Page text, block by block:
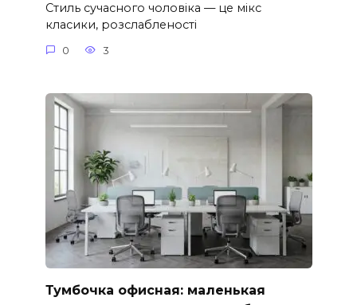
Стиль сучасного чоловіка — це мікс
класики, розслабленості
0 3
Тумбочка офисная: маленькая